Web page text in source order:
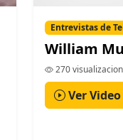
Entrevistas de
William
270
Ver Video